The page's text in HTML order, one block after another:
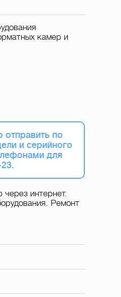
камер и
отправить по
и серийного
для
интернет.
Ремонт